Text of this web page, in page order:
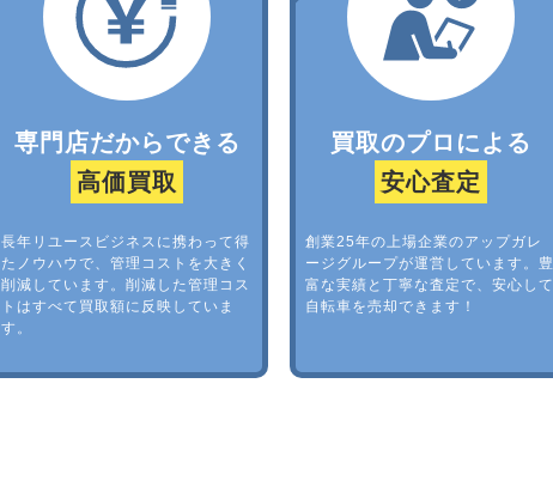
専門店だからできる
高価買取
長年リユースビジネスに携わって得
たノウハウで、管理コストを大きく
削減しています。削減した管理コス
トはすべて買取額に反映していま
す。
買取のプロによる
安心査定
創業25年の上場企業のアップガレ
ージグループが運営しています。豊
富な実績と丁寧な査定で、安心して
自転車を売却できます！